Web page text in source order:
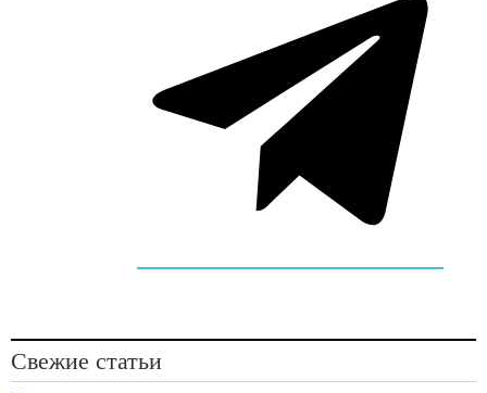
Свежие статьи